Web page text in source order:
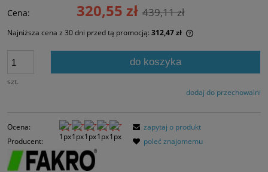
Cena: 320,55 zł 439,11 zł
Najniższa cena z 30 dni przed tą promocją: 312,47 zł
szt.
do koszyka
dodaj do przechowalni
Ocena:
Producent:
zapytaj o produkt
poleć znajomemu